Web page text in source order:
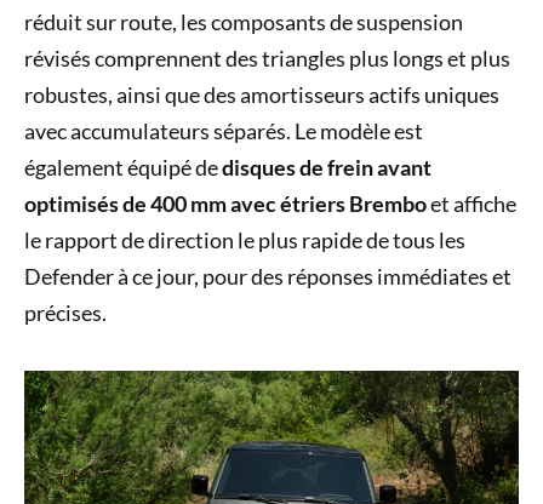
réduit sur route, les composants de suspension
révisés comprennent des triangles plus longs et plus
robustes, ainsi que des amortisseurs actifs uniques
avec accumulateurs séparés. Le modèle est
également équipé dedisques de frein avant
optimisés de 400 mm avec étriers Bremboet affiche
le rapport de direction le plus rapide de tous les
Defender à ce jour, pour des réponses immédiates et
précises.